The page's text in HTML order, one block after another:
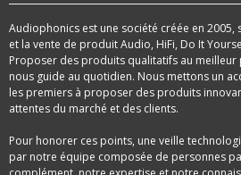
Audiophonics est une société créée en
et la vente de produit Audio, HiFi, Do It
Proposer des produits qualitatifs au
nous guide au quotidien. Nous mettons un
les premiers à proposer des produits
attentes du marché et des clients.
Pour honorer ces points, une veille
par notre équipe composée de personnes